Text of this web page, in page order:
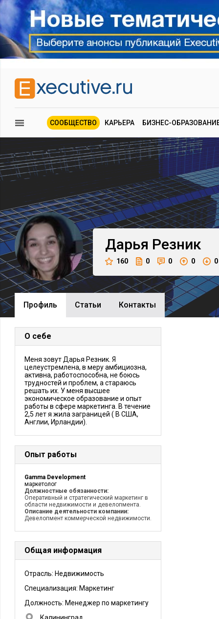
СООБЩЕСТВО КАРЬЕРА БИЗНЕС-
Дарья Резник
160 0 0 0 0
Профиль Cтатьи Контакты
О себе
Меня зовут Дарья Резник. Я
целеустремлена, в меру амбициозна,
активна, работоспособна, не боюсь
трудностей и проблем, а стараюсь
решать их. У меня высшее
экономическое образование и опыт
работы в сфере маркетинга. В течение
2,5 лет я жила заграницей ( В США,
Англии, Ирландии).
Опыт работы
Gamma Development
маркетолог
Должностные обязанности:
Оперативный и стратегический маркетинг в
области недвижимости и девелопмента.
Описание деятельности компании:
Девелопмент коммерческой недвижимости.
Общая информация
Отрасль: Недвижимость
Специализация: Маркетинг
Должность: Менеджер по маркетингу